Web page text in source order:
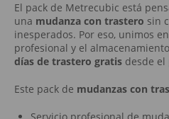
El pack de Metrecubic está
una mudanza con trastero sin
inesperados. Por eso, unimos
profesional y el
días de trastero gratis desde
Este pack de mudanzas con